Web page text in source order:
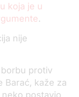
koja je u
.
nije
protiv
Barać, kaže za
neko postavio